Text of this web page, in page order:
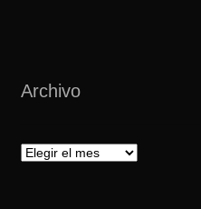
Archivo
Archivo